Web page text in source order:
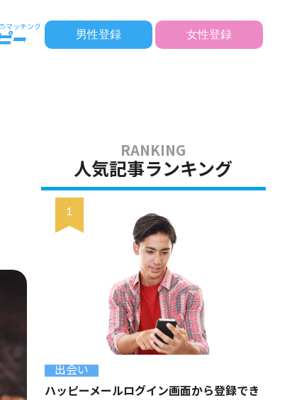
男性登録 女性登録
人気記事ランキング
出会い
ハッピーメールログイン画面から登録でき